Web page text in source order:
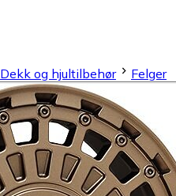
Dekk og hjultilbehør Felger